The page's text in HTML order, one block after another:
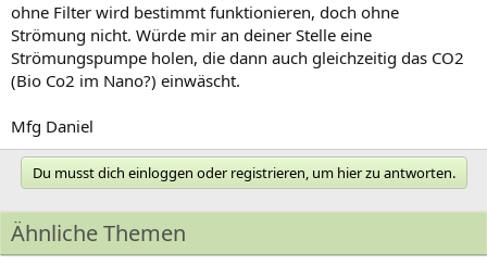
ohne Filter wird bestimmt funktionieren, doch ohne
Strömung nicht. Würde mir an deiner Stelle eine
Strömungspumpe holen, die dann auch gleichzeitig das CO2
(Bio Co2 im Nano?) einwäscht.
Mfg Daniel
Du musst dich einloggen oder registrieren, um hier zu antworten.
Ähnliche Themen